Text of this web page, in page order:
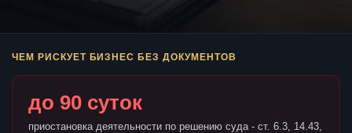
ЧЕМ РИСКУЕТ БИЗНЕС БЕЗ ДОКУМЕНТОВ
до 90 суток
приостановка деятельности по решению суда - ст. 6.3, 14.43,